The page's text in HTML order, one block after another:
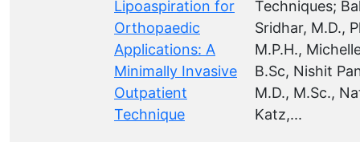
Orthopaedic
Applications: A
Minimally Invasive
Outpatient
Technique
Sridhar, M.D.,
M.P.H.,
B.Sc, Nishit
M.D., M.Sc.,
Katz,...